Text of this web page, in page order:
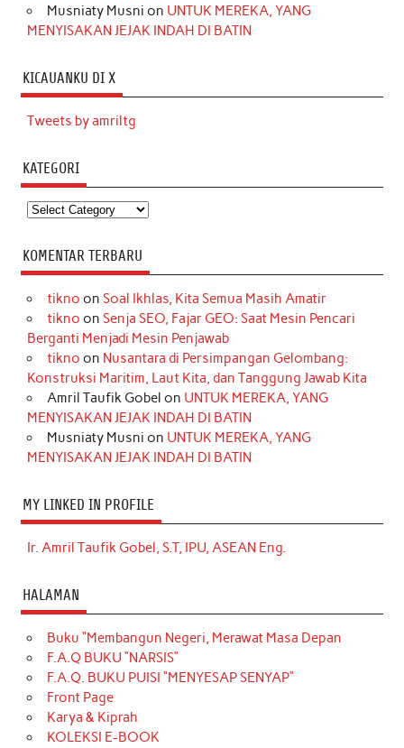
Musniaty Musni on UNTUK MEREKA, YANG
MENYISAKAN JEJAK INDAH DI BATIN
KICAUANKU DI X
Tweets by amriltg
KATEGORI
Kategori
KOMENTAR TERBARU
tikno on Soal Ikhlas, Kita Semua Masih Amatir
tikno on Senja SEO, Fajar GEO: Saat Mesin Pencari
Berganti Menjadi Mesin Penjawab
tikno on Nusantara di Persimpangan Gelombang:
Konstruksi Maritim, Laut Kita, dan Tanggung Jawab Kita
Amril Taufik Gobel on UNTUK MEREKA, YANG
MENYISAKAN JEJAK INDAH DI BATIN
Musniaty Musni on UNTUK MEREKA, YANG
MENYISAKAN JEJAK INDAH DI BATIN
MY LINKED IN PROFILE
Ir. Amril Taufik Gobel, S.T, IPU, ASEAN Eng.
HALAMAN
Buku “Membangun Negeri, Merawat Masa Depan
F.A.Q BUKU “NARSIS”
F.A.Q. BUKU PUISI “MENYESAP SENYAP”
Front Page
Karya & Kiprah
KOLEKSI E-BOOK